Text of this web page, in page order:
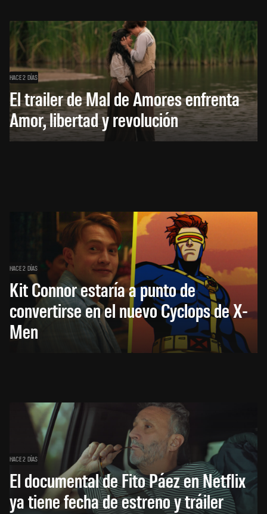
HACE 2 DÍAS
El trailer de Mal de Amores enfrenta
Amor, libertad y revolución
HACE 2 DÍAS
Kit Connor estaría a punto de
convertirse en el nuevo Cyclops de X-
Men
HACE 2 DÍAS
El documental de Fito Páez en Netflix
ya tiene fecha de estreno y tráiler